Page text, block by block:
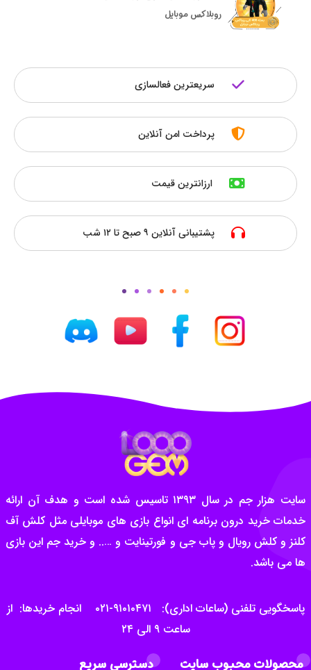
روبلاکس موبایل
سریعترین فعالسازی
پرداخت امن آنلاین
ارزانترین قیمت
پشتیبانی آنلاین ۹ صبح تا ۱۲ شب
سایت هزار جم در سال ۱۳۹۳ تاسیس شده است و هدف آن ارائه
خدمات خرید درون برنامه ای انواع بازی های موبایلی مثل کلش آف
کلنز و کلش رویال و پاب جی و فورتینایت و ….. و خرید جم این بازی
ها می باشد.
پاسخگویی تلفنی (ساعات اداری): ۹۱۰۱۰۴۷۱-۰۲۱ انجام خریدها: از
ساعت ۹ الی ۲۴
محصولات محبوب سایت دسترسی سریع